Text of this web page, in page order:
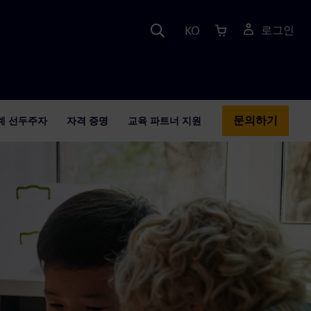
KO 로그인
선두주자 자격 증명 교육 파트너 지원 문의하기